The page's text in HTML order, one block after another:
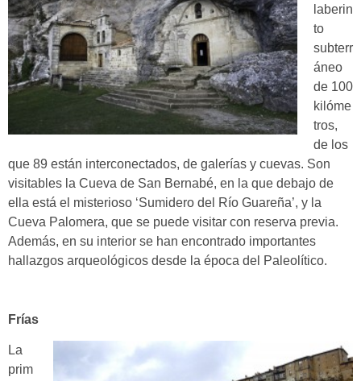
laberin
to
subterr
áneo
de 100
kilóme
tros,
de los
que 89 están interconectados, de galerías y cuevas. Son
visitables la Cueva de San Bernabé, en la que debajo de
ella está el misterioso ‘Sumidero del Río Guareña’, y la
Cueva Palomera, que se puede visitar con reserva previa.
Además, en su interior se han encontrado importantes
hallazgos arqueológicos desde la época del Paleolítico.
Frías
La
prim